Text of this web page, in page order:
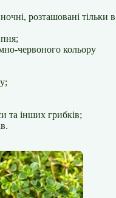
розташовані тільки в
червоного кольору
та інших грибків;